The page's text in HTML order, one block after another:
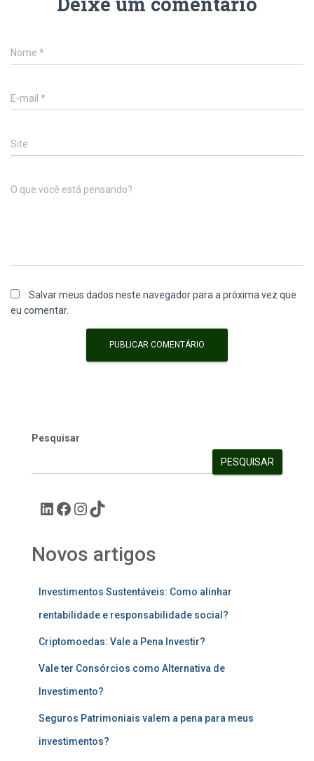
Nome *
E-mail *
Site
O que você está pensando?
Salvar meus dados neste navegador para a próxima vez que
eu comentar.
Pesquisar
PESQUISAR
Novos artigos
Investimentos Sustentáveis: Como alinhar
rentabilidade e responsabilidade social?
Criptomoedas: Vale a Pena Investir?
Vale ter Consórcios como Alternativa de
Investimento?
Seguros Patrimoniais valem a pena para meus
investimentos?